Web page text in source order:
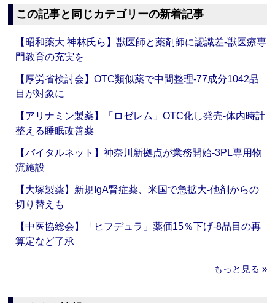
この記事と同じカテゴリーの新着記事
【昭和薬大 神林氏ら】獣医師と薬剤師に認識差‐獣医療専
門教育の充実を
【厚労省検討会】OTC類似薬で中間整理‐77成分1042品
目が対象に
【アリナミン製薬】「ロゼレム」OTC化し発売‐体内時計
整える睡眠改善薬
【バイタルネット】神奈川新拠点が業務開始‐3PL専用物
流施設
【大塚製薬】新規IgA腎症薬、米国で急拡大‐他剤からの
切り替えも
【中医協総会】「ヒフデュラ」薬価15％下げ‐8品目の再
算定など了承
もっと見る »